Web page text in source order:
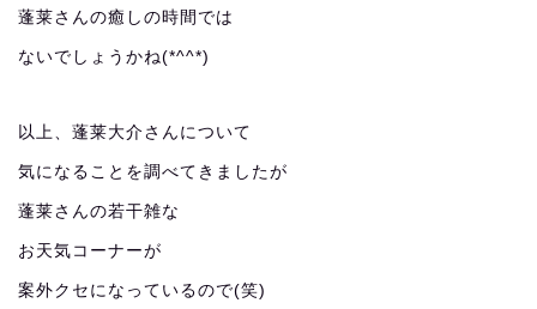
蓬莱さんの癒しの時間では
ないでしょうかね(*^^*)
以上、蓬莱大介さんについて
気になることを調べてきましたが
蓬莱さんの若干雑な
お天気コーナーが
案外クセになっているので(笑)